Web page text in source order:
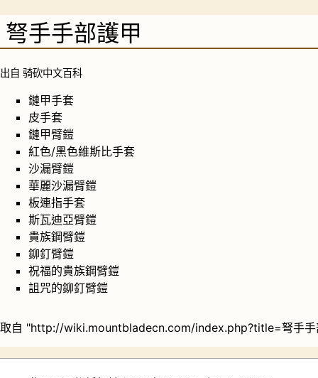
弩手手部護甲
出自 骑砍中文百科
鏈甲手套
皮手套
鏈甲臂鎧
紅色/黑色維斯比手套
沙漏臂鎧
華麗沙漏臂鎧
板連指手套
斯瓦迪亞臂鎧
貴族鋼臂鎧
鉚釘臂鎧
祝福的貴族鋼臂鎧
詛咒的鉚釘臂鎧
取自 "http://wiki.mountbladecn.com/index.php?title=弩手手